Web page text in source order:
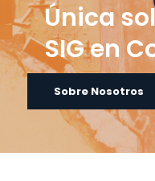
Contáctenos
Única
SIG en
Sobre Nosotros